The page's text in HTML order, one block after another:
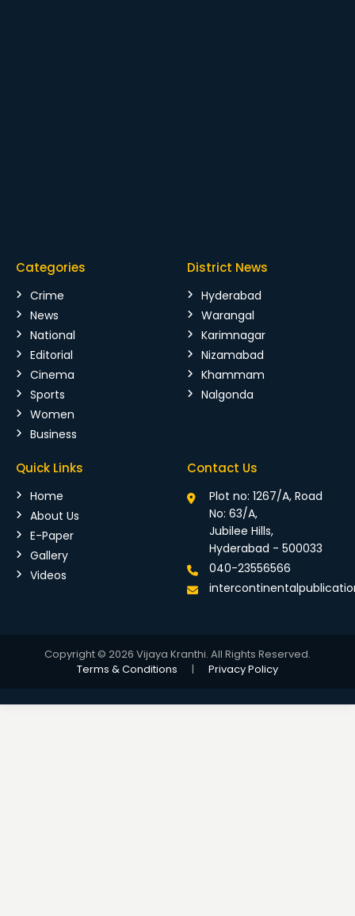
Categories
Crime
News
National
Editorial
Cinema
Sports
Women
Business
District News
Hyderabad
Warangal
Karimnagar
Nizamabad
Khammam
Nalgonda
Quick Links
Home
About Us
E-Paper
Gallery
Videos
Contact Us
Plot no: 1267/A, Road
No: 63/A,
Jubilee Hills,
Hyderabad - 500033
040-23556566
Copyright © 2026 Vijaya Kranthi. All Rights Reserved.
Terms & Conditions
| Privacy Policy